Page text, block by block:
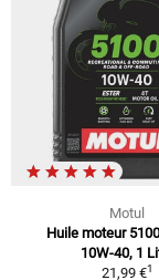
Motul
Huile moteur
10W-40, 1
21,99 €1